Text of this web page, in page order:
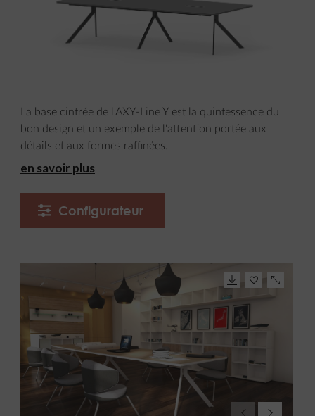
La base cintrée de l'AXY-Line Y est la quintessence du
bon design et un exemple de l'attention portée aux
détails et aux formes raffinées.
en savoir plus
Configurateur